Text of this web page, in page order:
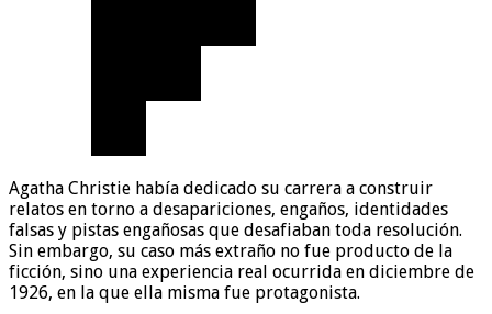
Agatha Christie había dedicado su carrera a construir
relatos en torno a desapariciones, engaños, identidades
falsas y pistas engañosas que desafiaban toda resolución.
Sin embargo, su caso más extraño no fue producto de la
ficción, sino una experiencia real ocurrida en diciembre de
1926, en la que ella misma fue protagonista.